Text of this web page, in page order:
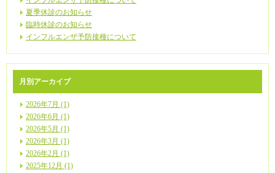
夏季休診のお知らせ
臨時休診のお知らせ
インフルエンザ予防接種について
月別アーカイブ
2026年7月 (1)
2026年6月 (1)
2026年5月 (1)
2026年3月 (1)
2026年2月 (1)
2025年12月 (1)